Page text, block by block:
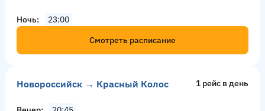
Ночь
23:00
Смотреть расписание
Новороссийск → Красный Колос 1 рейс в день